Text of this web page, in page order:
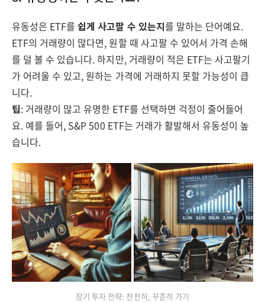
유동성은 ETF를쉽게 사고팔 수 있는지를 말하는 단어예요.
ETF의 거래량이 많다면, 원할 때 사고팔 수 있어서 가격 손해
를 덜 볼 수 있습니다. 하지만, 거래량이 적은 ETF는 사고팔기
가 어려울 수 있고, 원하는 가격에 거래하지 못할 가능성이 큽
니다.
팁: 거래량이 많고 유명한 ETF를 선택하면 걱정이 줄어들어
요. 예를 들어, S&P 500 ETF는 거래가 활발해서 유동성이 높
습니다.
장기 투자 전략: 천천히, 꾸준히 가기